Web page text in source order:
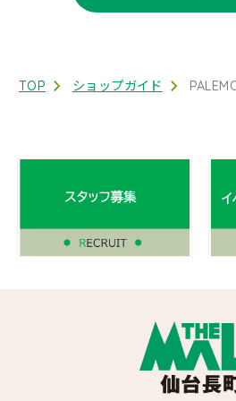
TOP ショップガイド